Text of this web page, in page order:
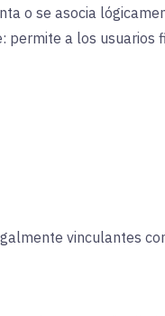
o se asocia
a los usuarios
vinculantes